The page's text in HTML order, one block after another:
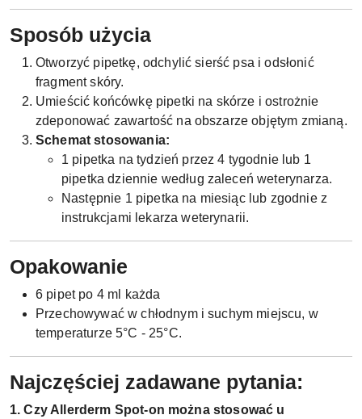
Sposób użycia
Otworzyć pipetkę, odchylić sierść psa i odsłonić
fragment skóry.
Umieścić końcówkę pipetki na skórze i ostrożnie
zdeponować zawartość na obszarze objętym zmianą.
Schemat stosowania:
1 pipetka na tydzień przez 4 tygodnie lub 1
pipetka dziennie według zaleceń weterynarza.
Następnie 1 pipetka na miesiąc lub zgodnie z
instrukcjami lekarza weterynarii.
Opakowanie
6 pipet po 4 ml każda
Przechowywać w chłodnym i suchym miejscu, w
temperaturze 5°C - 25°C.
Najczęściej zadawane pytania:
1. Czy Allerderm Spot-on można stosować u